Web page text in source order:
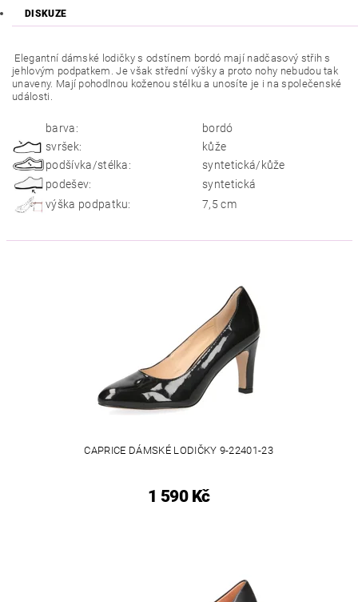
DISKUZE
Elegantní dámské lodičky s odstínem bordó mají nadčasový střih s
jehlovým podpatkem. Je však střední výšky a proto nohy nebudou tak
unaveny. Mají pohodlnou koženou stélku a unosíte je i na společenské
události.
barva:
bordó
svršek:
kůže
podšívka/stélka:
syntetická/kůže
podešev:
syntetická
výška podpatku:
7,5 cm
CAPRICE DÁMSKÉ LODIČKY 9-22401-23
1 590 Kč